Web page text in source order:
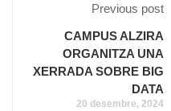
Previous post
CAMPUS ALZIRA
ORGANITZA UNA
XERRADA SOBRE BIG
DATA
20 desembre, 2024